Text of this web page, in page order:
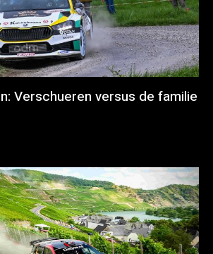
Verschueren versus de familie